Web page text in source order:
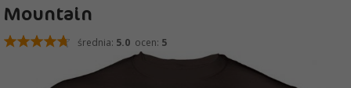
Mountain
średnia: 5.0 ocen: 5